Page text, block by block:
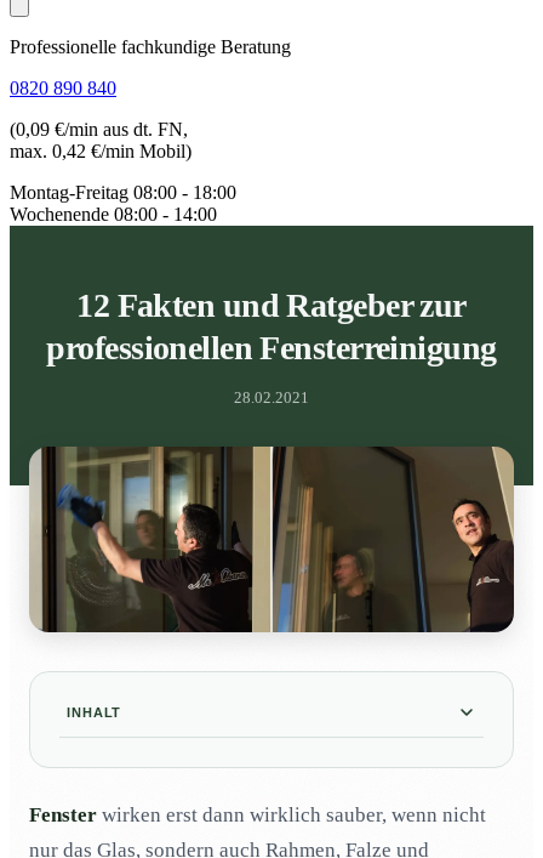
Professionelle fachkundige Beratung
0820 890 840
(0,09 €/min aus dt. FN,
max. 0,42 €/min Mobil)
Montag-Freitag 08:00 - 18:00
Wochenende 08:00 - 14:00
12 Fakten und Ratgeber zur
professionellen Fensterreinigung
28.02.2021
INHALT
1. Was gehört alles zu einer professionellen
Fenster wirken erst dann wirklich sauber, wenn nicht
nur das Glas, sondern auch Rahmen, Falze und